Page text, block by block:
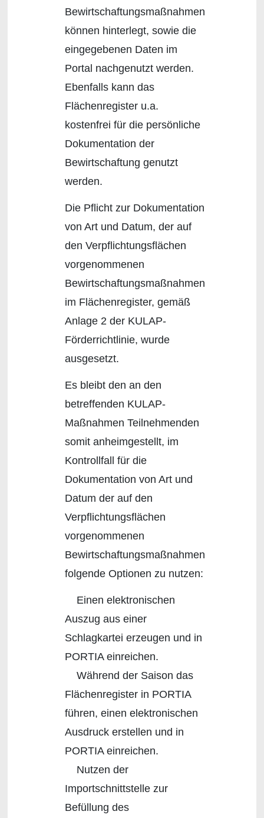
Bewirtschaftungsmaßnahmen
können hinterlegt, sowie die
eingegebenen Daten im
Portal nachgenutzt werden.
Ebenfalls kann das
Flächenregister u.a.
kostenfrei für die persönliche
Dokumentation der
Bewirtschaftung genutzt
werden.
Die Pflicht zur Dokumentation
von Art und Datum, der auf
den Verpflichtungsflächen
vorgenommenen
Bewirtschaftungsmaßnahmen
im Flächenregister, gemäß
Anlage 2 der KULAP-
Förderrichtlinie, wurde
ausgesetzt.
Es bleibt den an den
betreffenden KULAP-
Maßnahmen Teilnehmenden
somit anheimgestellt, im
Kontrollfall für die
Dokumentation von Art und
Datum der auf den
Verpflichtungsflächen
vorgenommenen
Bewirtschaftungsmaßnahmen
folgende Optionen zu nutzen:
Einen elektronischen
Auszug aus einer
Schlagkartei erzeugen und in
PORTIA einreichen.
Während der Saison das
Flächenregister in PORTIA
führen, einen elektronischen
Ausdruck erstellen und in
PORTIA einreichen.
Nutzen der
Importschnittstelle zur
Befüllung des